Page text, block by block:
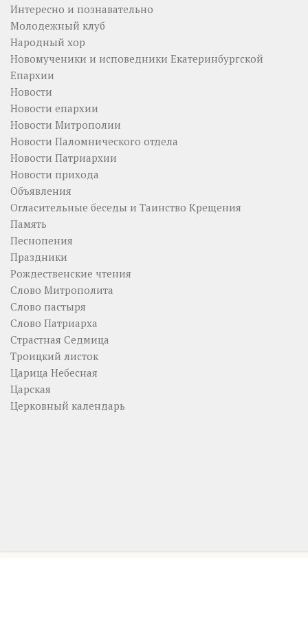
Интересно и познавательно
Молодежный клуб
Народный хор
Новомученики и исповедники Екатеринбургской
Епархии
Новости
Новости епархии
Новости Митрополии
Новости Паломнического отдела
Новости Патриархии
Новости прихода
Объявления
Огласительные беседы и Таинство Крещения
Память
Песнопения
Праздники
Рождественские чтения
Слово Митрополита
Слово пастыря
Слово Патриарха
Страстная Седмица
Троицкий листок
Царица Небесная
Царская
Церковный календарь